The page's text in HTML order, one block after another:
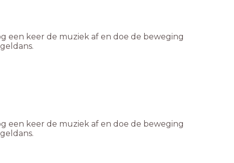
een keer de muziek af en doe de beweging
een keer de muziek af en doe de beweging